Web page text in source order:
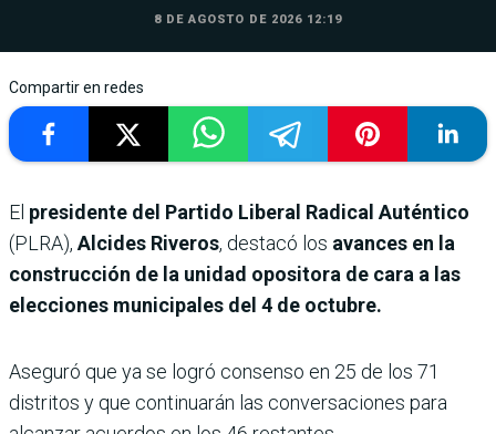
8 DE AGOSTO DE 2026 12:19
Compartir en redes
El presidente del Partido Liberal Radical Auténtico
(PLRA), Alcides Riveros, destacó los avances en la
construcción de la unidad opositora de cara a las
elecciones municipales del 4 de octubre.
Aseguró que ya se logró consenso en 25 de los 71
distritos y que continuarán las conversaciones para